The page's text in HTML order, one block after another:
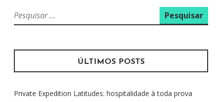
P
e
q
i
a
ÚLTIMOS POSTS
Private Expedition Latitudes: hospitalidade à toda prova